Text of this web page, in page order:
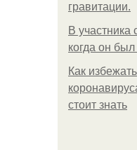
гравитации.
В участника
когда он
Как
стоит знать